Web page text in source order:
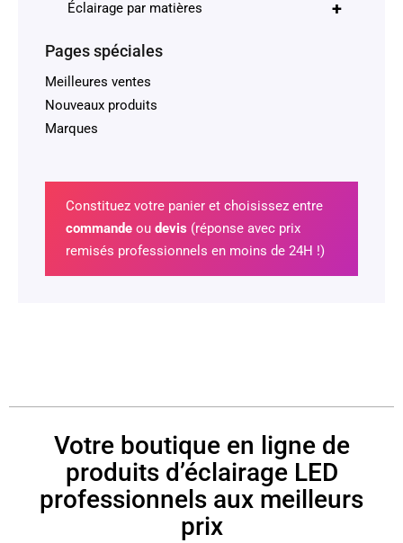
+
Éclairage par matières
Pages spéciales
Meilleures ventes
Nouveaux produits
Marques
Constituez votre panier et choisissez entre
commandeou devis (réponse avec prix
remisés professionnels en moins de 24H !)
Votre boutique en ligne de
produits d’éclairage LED
professionnels aux meilleurs
prix